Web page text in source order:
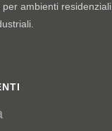
ambienti residenziali,